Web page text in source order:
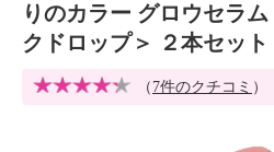
りのカラー グロウセラ
クドロップ＞ ２本セット
（ 7件のクチコミ ）